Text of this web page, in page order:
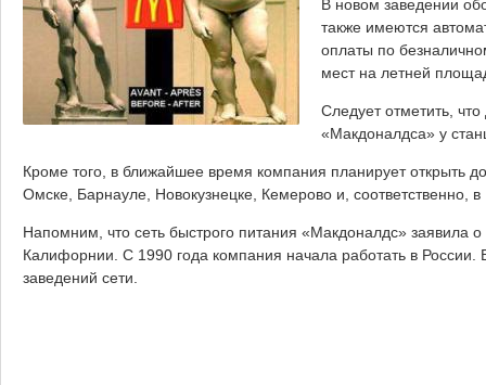
В новом заведении
также имеются
оплаты по
мест на летней
Следует отметить,
«Макдоналдса» у
Кроме того, в ближайшее время компания планирует открыть
Омске, Барнауле, Новокузнецке, Кемерово и, соответственно, в
Напомним, что сеть быстрого питания «Макдоналдс» заявила
Калифорнии. С 1990 года компания начала работать в
заведений сети.